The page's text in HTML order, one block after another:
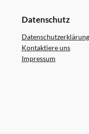
Datenschutz
Datenschutzerklärung
Kontaktiere uns
Impressum